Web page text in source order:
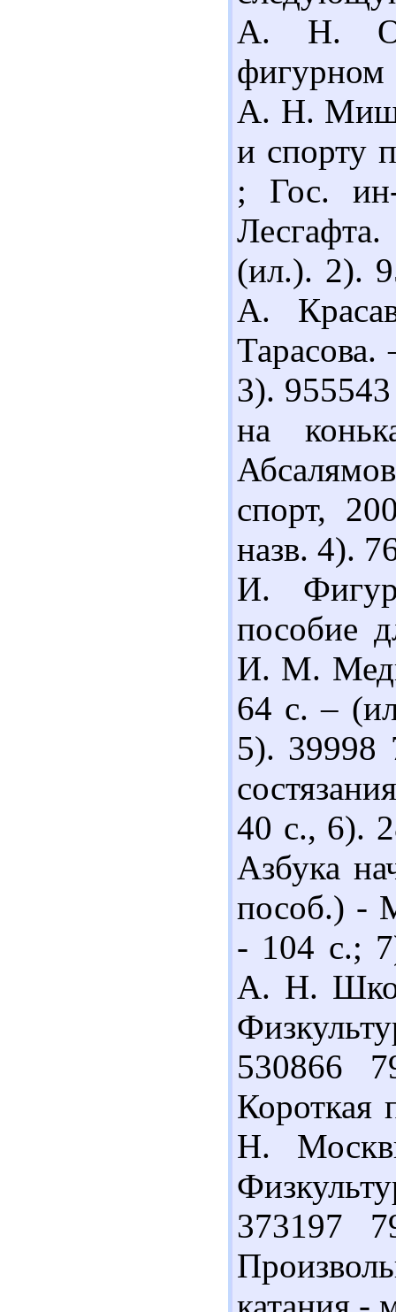
А. Н.
фигурном
А. Н.
и спорту
; Гос.
(ил.). 2).
А.
3).
на
спорт,
назв. 4).
И.
пособие
И. М.
64 с. –
5).
40 с., 6).
Азбука
пособ.) -
- 104 с.;
А. Н.
530866
Короткая
Н.
373197